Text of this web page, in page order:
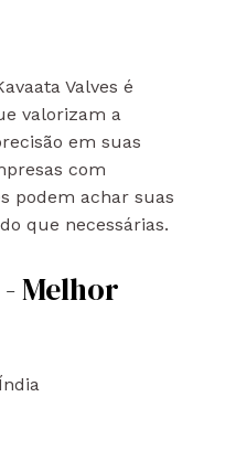
Valves é
valorizam a
em suas
com
podem achar suas
que necessárias.
Melhor